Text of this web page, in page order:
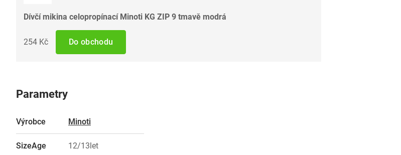
Dívčí mikina celopropínací Minoti KG ZIP 9 tmavě modrá
254 Kč Do obchodu
Parametry
Výrobce Minoti
SizeAge 12/13let